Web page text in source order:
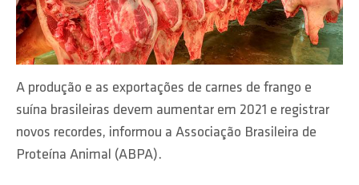
A produção e as exportações de carnes de frango e
suína brasileiras devem aumentar em 2021 e registrar
novos recordes, informou a Associação Brasileira de
Proteína Animal (ABPA).